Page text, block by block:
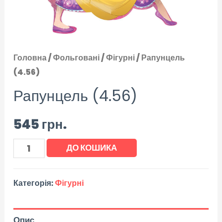
Головна/Фольговані/Фігурні/ Рапунцель
(4.56)
Рапунцель (4.56)
545грн.
ДО КОШИКА
Категорія:Фігурні